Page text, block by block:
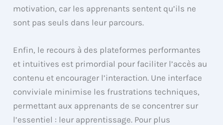
motivation, car les apprenants sentent qu’ils ne
sont pas seuls dans leur parcours.
Enfin, le recours à des plateformes performantes
et intuitives est primordial pour faciliter l’accès au
contenu et encourager l’interaction. Une interface
conviviale minimise les frustrations techniques,
permettant aux apprenants de se concentrer sur
l’essentiel : leur apprentissage. Pour plus